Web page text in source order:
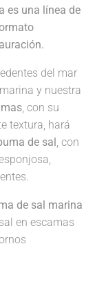
es una línea de
del mar
y nuestra
, con su
textura, hará
de sal, con
de sal marina
en escamas